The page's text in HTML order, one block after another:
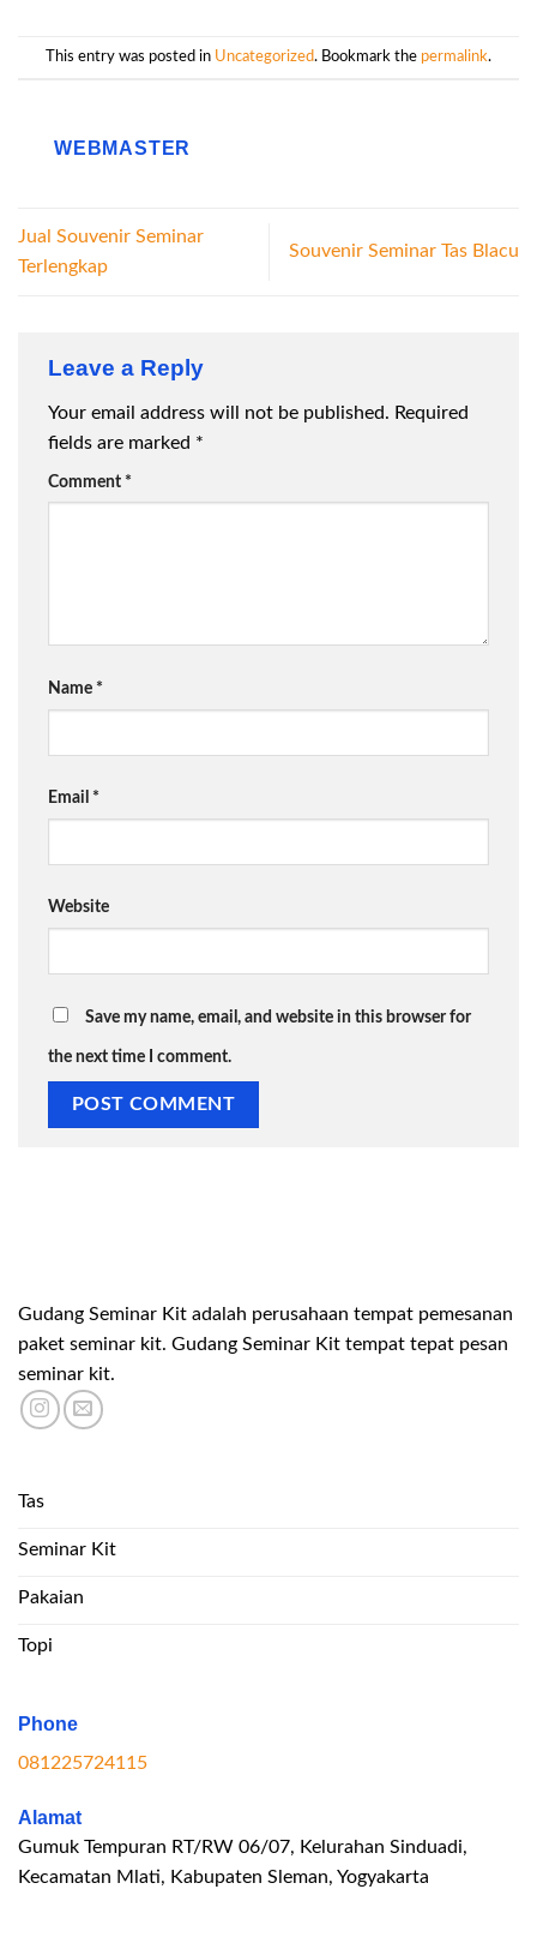
This entry was posted in Uncategorized. Bookmark the permalink.
WEBMASTER
Jual Souvenir Seminar
Terlengkap
Souvenir Seminar Tas Blacu
Leave a Reply
Your email address will not be published. Required
fields are marked *
Comment *
Name *
Email *
Website
Save my name, email, and website in this browser for
the next time I comment.
Gudang Seminar Kit adalah perusahaan tempat pemesanan
paket seminar kit. Gudang Seminar Kit tempat tepat pesan
seminar kit.
Tas
Seminar Kit
Pakaian
Topi
Phone
081225724115
Alamat
Gumuk Tempuran RT/RW 06/07, Kelurahan Sinduadi,
Kecamatan Mlati, Kabupaten Sleman, Yogyakarta